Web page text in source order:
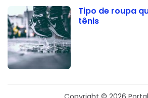
Tipo de roupa
tênis